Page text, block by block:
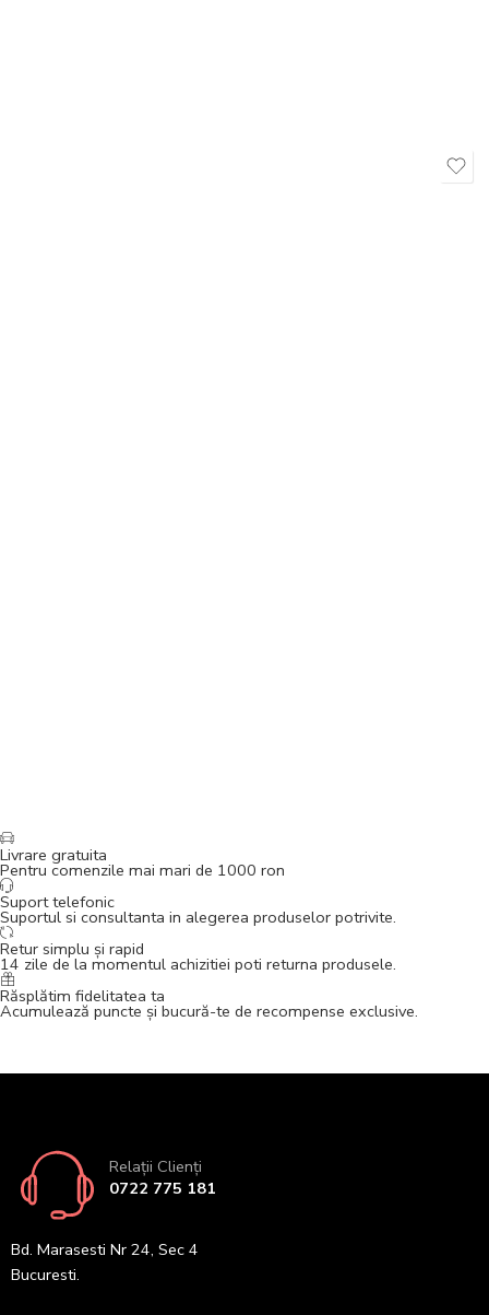
Livrare gratuita
Pentru comenzile mai mari de 1000 ron
Suport telefonic
Suportul si consultanta in alegerea produselor potrivite.
Retur simplu și rapid
14 zile de la momentul achizitiei poti returna produsele.
Răsplătim fidelitatea ta
Acumulează puncte și bucură-te de recompense exclusive.
Relații Clienți
0722 775 181
Bd. Marasesti Nr 24, Sec 4
Bucuresti.